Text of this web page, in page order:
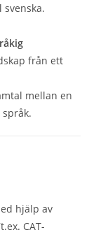
från ett
mellan en
hjälp av
CAT-